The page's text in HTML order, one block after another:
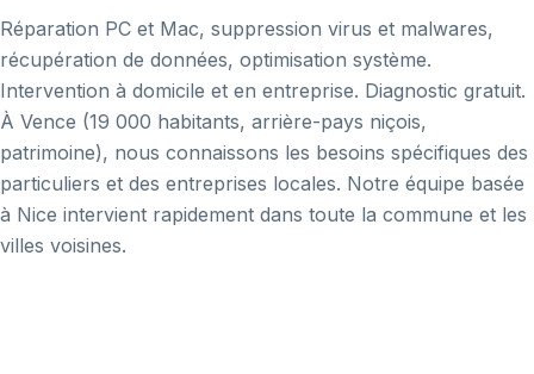
Réparation PC et Mac, suppression virus et malwares,
récupération de données, optimisation système.
Intervention à domicile et en entreprise. Diagnostic gratuit.
À Vence (19 000 habitants, arrière-pays niçois,
patrimoine), nous connaissons les besoins spécifiques des
particuliers et des entreprises locales. Notre équipe basée
à Nice intervient rapidement dans toute la commune et les
villes voisines.